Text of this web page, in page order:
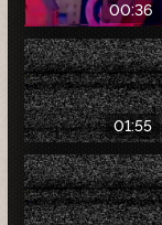
00:36
01:55